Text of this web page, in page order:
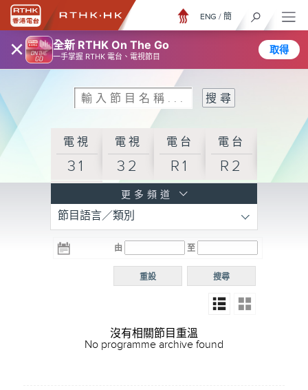
× 全新 RTHK On The Go
一手掌握 RTHK 電台、電視節目
取得
ENG / 簡
電視
31
電視
32
電台
R1
電台
R2
R3
電台 電台
R5
電台
普通
更多頻道
節目語言／類別
由 至
搜尋
重設
沒有相關節目重溫
No programme archive found